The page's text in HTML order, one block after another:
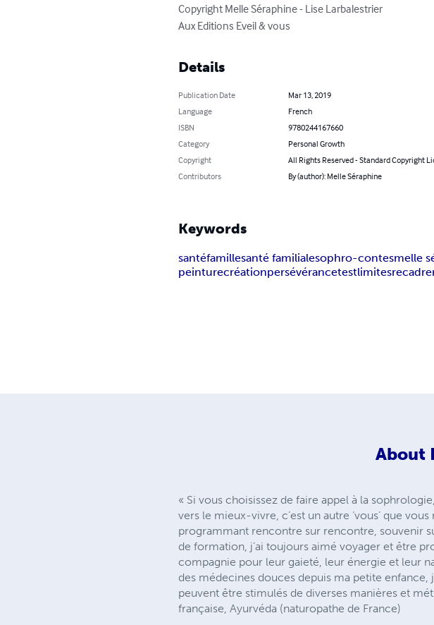
Copyright Melle Séraphine - Lise Larbalestrier
Aux Editions Eveil & vous
Details
Publication Date
Mar 13, 2019
Language
French
ISBN
9780244167660
Category
Personal Growth
Copyright
All Rights Reserved - Standard Copyright
Contributors
By (author): Melle Séraphine
Keywords
santéfamillesanté familialesophro-contesmelle
peinturecréationpersévérancetestlimites
About
« Si vous choisissez de faire appel à la
vers le mieux-vivre, c’est un autre ‘vous’ que
programmant rencontre sur rencontre, souvenir
de formation, j’ai toujours aimé voyager et être
compagnie pour leur gaieté, leur énergie et leur
des médecines douces depuis ma petite enfance,
peuvent être stimulés de diverses manières et
française, Ayurvéda (naturopathe de France)